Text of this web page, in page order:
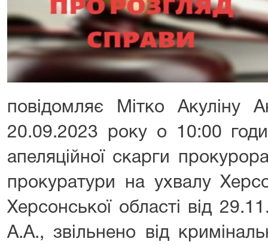
повідомляє Мітко Акуліну
20.09.2023 року о 10:00
апеляційної скарги
прокуратури на ухвалу
Херсонської області від
А.А., звільнено від